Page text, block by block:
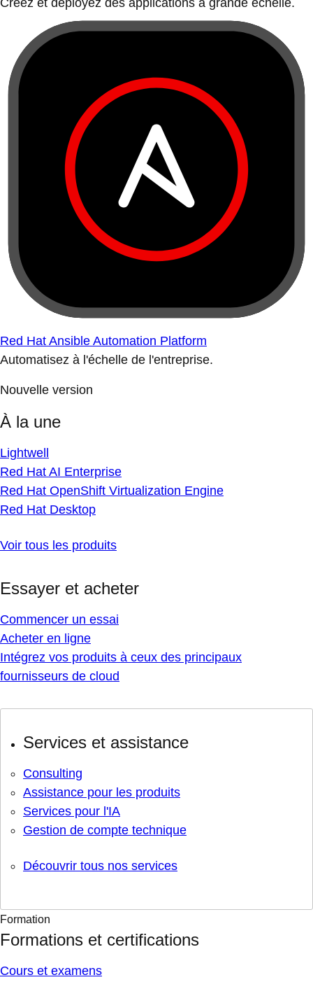
Créez et déployez des applications à grande échelle.
Red Hat Ansible Automation Platform
Automatisez à l'échelle de l'entreprise.
Nouvelle version
À la une
Lightwell
Red Hat AI Enterprise
Red Hat OpenShift Virtualization Engine
Red Hat Desktop
Voir tous les produits
Essayer et acheter
Commencer un essai
Acheter en ligne
Intégrez vos produits à ceux des principaux
fournisseurs de cloud
Services et assistance
Consulting
Assistance pour les produits
Services pour l'IA
Gestion de compte technique
Découvrir tous nos services
Formation
Formations et certifications
Cours et examens